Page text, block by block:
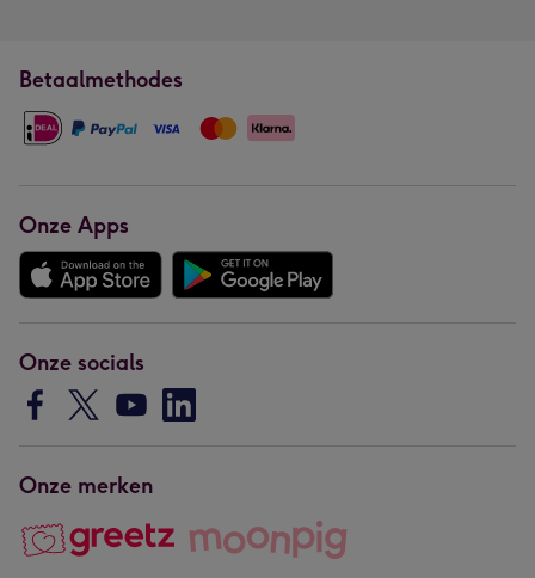
Betaalmethodes
Onze Apps
Onze socials
Onze merken